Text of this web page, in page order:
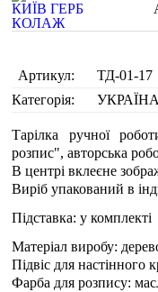
Артикул:
ТД-01-17
Категорія:
Тарілка ручної
розпис", авторська
В центрі вклеєне
Виріб упакований в
Підставка: у комплекті
Матеріал виробу:
Підвіс для настінного
Фарба для розпису: